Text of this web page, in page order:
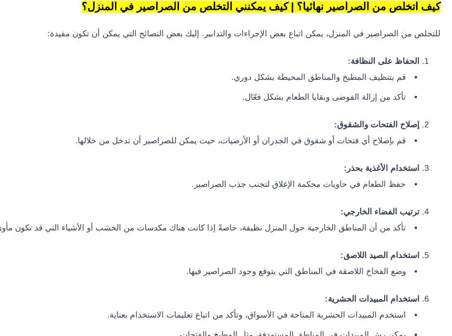
كيف اتخلص من الصراصير نهائيا؟ | كيف يمكنني التخلص من الصراصير في المنزل؟
للتخلص من الصراصير في المنزل، يمكن اتباع بعض الإجراءات والتدابير. إليك بعض النصائح التي يمكن أن تكون مفيدة:
الحفاظ على النظافة:
قم بتنظيف المطبخ والمناطق المحيطة بشكل دوري.
تأكد من إزالة الفوضى وبقايا الطعام بشكل فعّال.
إصلاح الفتحات والشقوق:
قم بإصلاح أي فتحات أو شقوق في الجدران أو الأرضيات، حيث يمكن للصراصير أن تدخل من خلالها.
استخدام الأغذية بحذر:
حفظ الطعام في حاويات محكمة الإغلاق لتجنب جذب الصراصير.
ترتيب الفضاء الخارجي:
تأكد من أن المناطق الخارجية حول المنزل نظيفة، خاصةً إذا كانت هناك مكدسات من الخشب أو الأشياء التي قد تكون
استخدام الصيد اللاصق:
وضع الفخاخ اللاصقة في المناطق التي يتوقع وجود الصراصير فيها.
استخدام المبيدات الحشرية:
استخدم المبيدات الحشرية المتاحة في الأسواق، وتأكد من اتباع تعليمات الاستخدام بعناية.